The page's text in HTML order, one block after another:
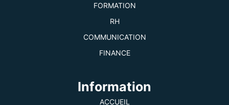
FORMATION
RH
COMMUNICATION
FINANCE
Information
ACCUEIL